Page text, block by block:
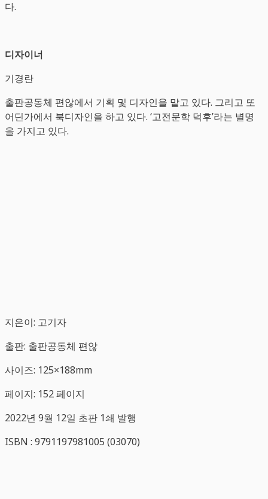
다.
디자이너
기경란
출판공동체 편않에서 기획 및 디자인을 맡고 있다. 그리고 또
어딘가에서 북디자인을 하고 있다. ‘고전문학 덕후’라는 별명
을 가지고 있다.
지은이: 고기자
출판: 출판공동체 편않
사이즈: 125×188mm
페이지: 152 페이지
2022년 9월 12일 초판 1쇄 발행
ISBN : 9791197981005 (03070)